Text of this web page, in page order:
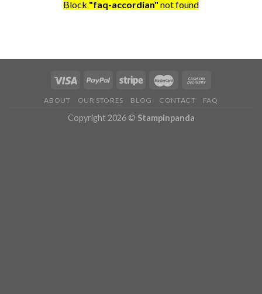
Block "faq-accordian" not found
ABOUT OUR STORES BLOG CONTACT FAQ
Copyright 2026 © Stampinpanda